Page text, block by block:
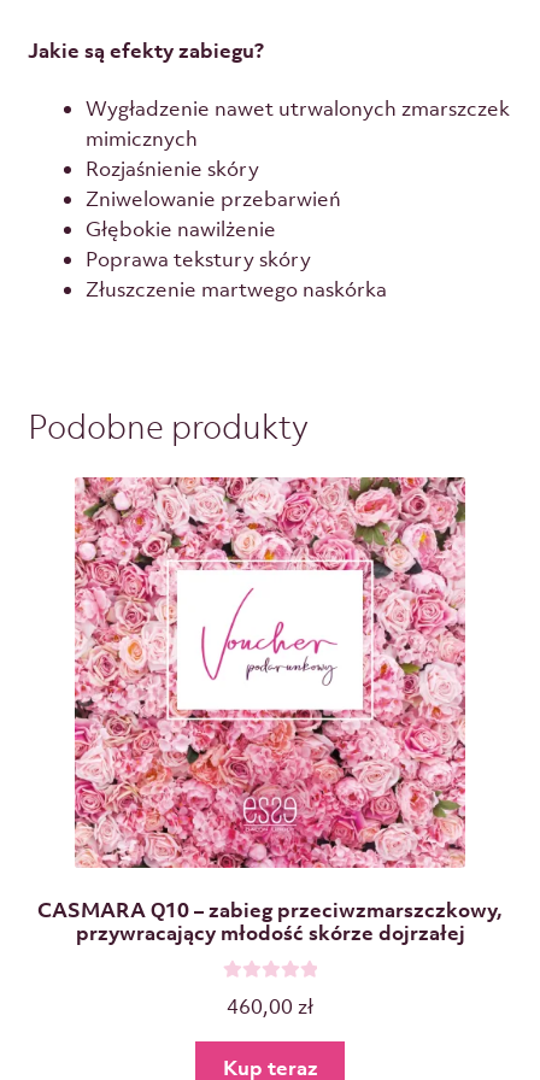
Jakie są efekty zabiegu?
Wygładzenie nawet utrwalonych zmarszczek
mimicznych
Rozjaśnienie skóry
Zniwelowanie przebarwień
Głębokie nawilżenie
Poprawa tekstury skóry
Złuszczenie martwego naskórka
Podobne produkty
CASMARA Q10 – zabieg przeciwzmarszczkowy,
przywracający młodość skórze dojrzałej
e
n
460,00 zł
Kup teraz